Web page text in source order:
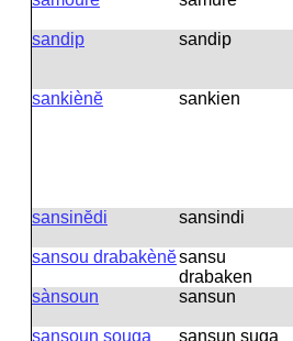
sandip
sandip
sankiènĕ
sankien
sansinĕdi
sansindi
sansou drabakènĕsansu
drabaken
sànsoun
sansun
sansoun souga
sansun suɡa